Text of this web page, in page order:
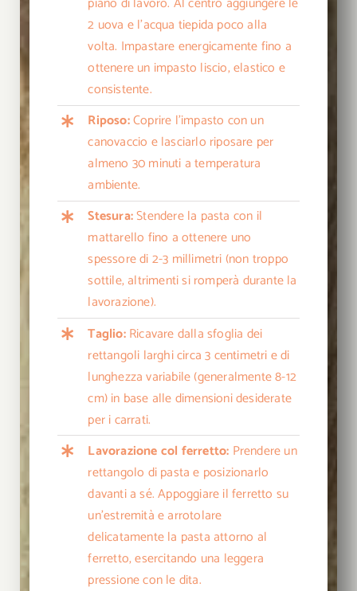
2 uova e l’acqua tiepida poco alla
volta. Impastare energicamente fino a
ottenere un impasto liscio, elastico e
consistente.
Riposo:Coprire l’impasto con un
canovaccio e lasciarlo riposare per
almeno 30 minuti a temperatura
ambiente.
Stesura:Stendere la pasta con il
mattarello fino a ottenere uno
spessore di 2-3 millimetri (non troppo
sottile, altrimenti si romperà durante la
lavorazione).
Taglio:Ricavare dalla sfoglia dei
rettangoli larghi circa 3 centimetri e di
lunghezza variabile (generalmente 8-12
cm) in base alle dimensioni desiderate
per i carrati.
Lavorazione col ferretto: Prendere un
rettangolo di pasta e posizionarlo
davanti a sé. Appoggiare il ferretto su
un’estremità e arrotolare
delicatamente la pasta attorno al
ferretto, esercitando una leggera
pressione con le dita.